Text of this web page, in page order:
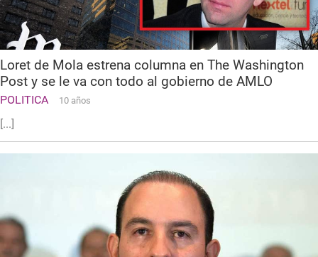
Loret de Mola estrena columna en The Washington
Post y se le va con todo al gobierno de AMLO
POLITICA 10 años
[...]